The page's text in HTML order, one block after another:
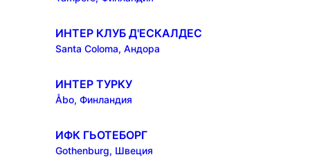
ИНТЕР КЛУБ Д'ЕСКАЛДЕС
Santa Coloma, Андора
ИНТЕР ТУРКУ
Åbo, Финландия
ИФК ГЬОТЕБОРГ
Gothenburg, Швеция